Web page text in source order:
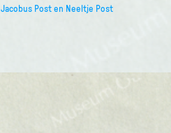
Jacobus Post en Neeltje Post